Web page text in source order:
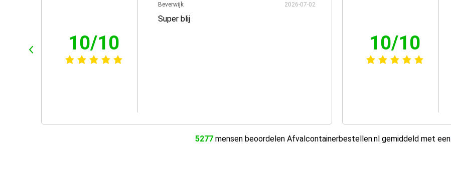
10/10
Beverwijk 2026-07-02
Super blij
10/10
5277mensen beoordelen Afvalcontainerbestellen.nl gemiddeld met een